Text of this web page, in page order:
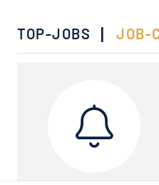
TOP-JOBS | JOB-